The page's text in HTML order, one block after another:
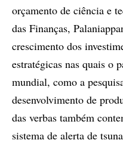
orçamento de ciência e
das Finanças,
crescimento dos
estratégicas nas quais o
mundial, como a
desenvolvimento de
das verbas também
sistema de alerta de